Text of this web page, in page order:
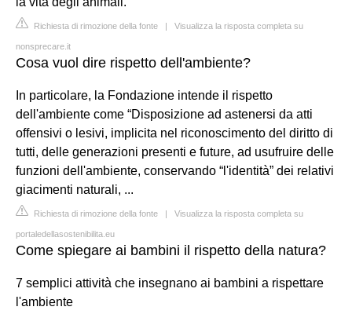
Richiesta di rimozione della fonte | Visualizza la risposta completa su
nonsprecare.it
Cosa vuol dire rispetto dell'ambiente?
In particolare, la Fondazione intende il rispetto
dell'ambiente come “Disposizione ad astenersi da atti
offensivi o lesivi, implicita nel riconoscimento del diritto di
tutti, delle generazioni presenti e future, ad usufruire delle
funzioni dell'ambiente, conservando “l'identità” dei relativi
giacimenti naturali, ...
Richiesta di rimozione della fonte | Visualizza la risposta completa su
portaledellasostenibilita.eu
Come spiegare ai bambini il rispetto della natura?
7 semplici attività che insegnano ai bambini a rispettare
l'ambiente